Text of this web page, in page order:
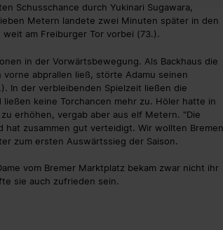
Schusschance durch Yukinari Sugawara,
Metern landete zwei Minuten später in den
am Freiburger Tor vorbei (73.).
in der Vorwärtsbewegung. Als Backhaus die
abprallen ließ, störte Adamu seinen
In der verbleibenden Spielzeit ließen die
keine Torchancen mehr zu. Höler hatte in
erhöhen, vergab aber aus elf Metern. "Die
zusammen gut verteidigt. Wir wollten Bremen
zum ersten Auswärtssieg der Saison.
vom Bremer Marktplatz bekam zwar nicht ihr
sie auch zufrieden sein.